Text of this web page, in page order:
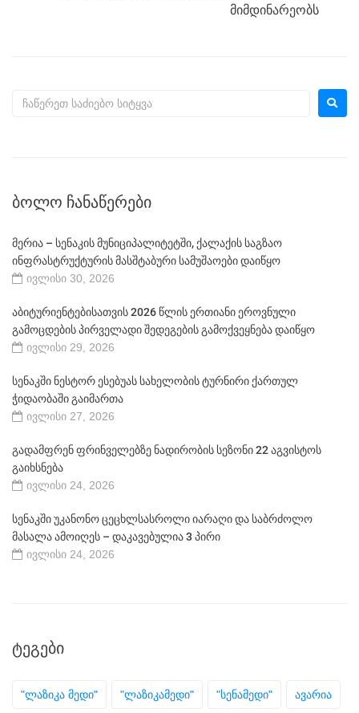
მიმდინარეობს
ᲑᲝᲚᲝ ᲩᲐᲜᲐᲬᲔᲠᲔᲑᲘ
მერია – სენაკის მუნიციპალიტეტში, ქალაქის საგზაო
ინფრასტრუქტურის მასშტაბური სამუშაოები დაიწყო
ივლისი 30, 2026
აბიტურიენტებისათვის 2026 წლის ერთიანი ეროვნული
გამოცდების პირველადი შედეგების გამოქვეყნება დაიწყო
ივლისი 29, 2026
სენაკში ნესტორ ესებუას სახელობის ტურნირი ქართულ
ჭიდაობაში გაიმართა
ივლისი 27, 2026
გადამფრენ ფრინველებზე ნადირობის სეზონი 22 აგვისტოს
გაიხსნება
ივლისი 24, 2026
სენაკში უკანონო ცეცხლსასროლი იარაღი და საბრძოლო
მასალა ამოიღეს – დაკავებულია 3 პირი
ივლისი 24, 2026
ᲢᲔᲒᲔᲑᲘ
"ლაზიკა მედი" "ლაზიკამედი" "სენამედი" ავარია